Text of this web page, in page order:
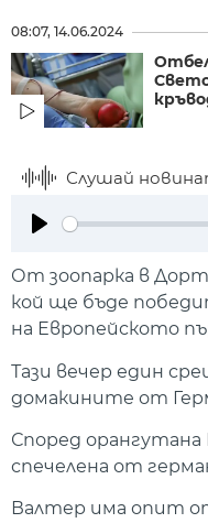
08:07, 14.06.2024
Слушай
От зоопарка в
кой ще бъде
на Европейското
Тази вечер един
домакините от
Според
спечелена от
Валтер има опит